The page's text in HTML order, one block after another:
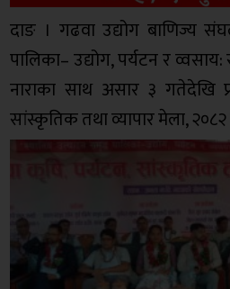
दाङ । गढवा उद्योग बाणिज्य
पालिका– उद्योग, पर्यटन र
नाराका साथ असार ३ गतेदेखि
सांस्कृतिक तथा व्यापार मेला,